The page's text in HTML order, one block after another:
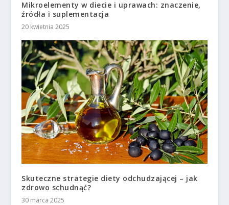
Mikroelementy w diecie i uprawach: znaczenie,
źródła i suplementacja
20 kwietnia 2025
Skuteczne strategie diety odchudzającej – jak
zdrowo schudnąć?
30 marca 2025